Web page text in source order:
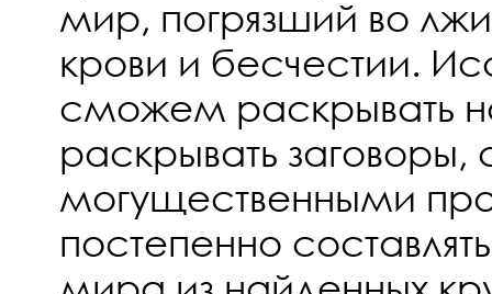
мир, погрязший во
крови и бесчестии.
сможем раскрывать
раскрывать заговоры,
могущественными
постепенно